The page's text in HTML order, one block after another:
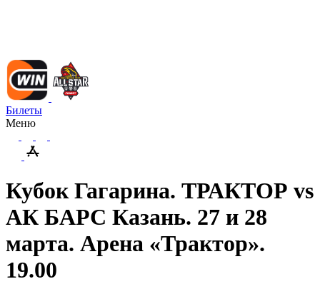
Билеты
Меню
Кубок Гагарина. ТРАКТОР vs
АК БАРС Казань. 27 и 28
марта. Арена «Трактор».
19.00